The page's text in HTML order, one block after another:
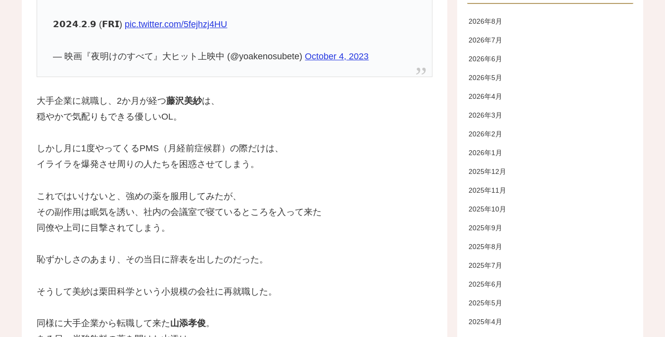
𝟮𝟬𝟮𝟰.𝟮.𝟵 (𝗙𝗥𝗜) pic.twitter.com/5fejhzj4HU
— 映画『夜明けのすべて』大ヒット上映中 (@yoakenosubete)October 4, 2023
大手企業に就職し、2か月が経つ藤沢美紗は、
穏やかで気配りもできる優しいOL。
しかし月に1度やってくるPMS（月経前症候群）の際だけは、
イライラを爆発させ周りの人たちを困惑させてしまう。
これではいけないと、強めの薬を服用してみたが、
その副作用は眠気を誘い、社内の会議室で寝ているところを入って来た
同僚や上司に目撃されてしまう。
恥ずかしさのあまり、その当日に辞表を出したのだった。
そうして美紗は栗田科学という小規模の会社に再就職した。
同様に大手企業から転職して来た山添孝俊。
2026年8月
2026年7月
2026年6月
2026年5月
2026年4月
2026年3月
2026年2月
2026年1月
2025年12月
2025年11月
2025年10月
2025年9月
2025年8月
2025年7月
2025年6月
2025年5月
2025年4月